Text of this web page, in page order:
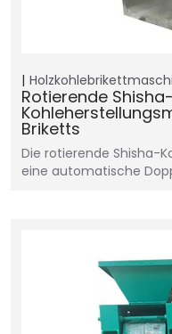
Rotierende Shisha-
Briketts
Die rotierende Shisha-
eine automatische